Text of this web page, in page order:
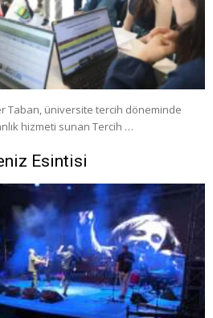
Taban, üniversite tercih döneminde
hizmeti sunan Tercih …
Esintisi